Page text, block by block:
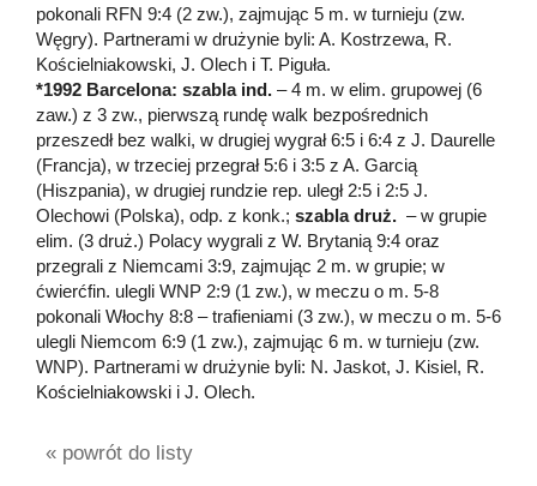
pokonali RFN 9:4 (2 zw.), zajmując 5 m. w turnieju (zw.
Węgry). Partnerami w drużynie byli: A. Kostrzewa, R.
Kościelniakowski, J. Olech i T. Piguła.
*1992 Barcelona: szabla ind. – 4 m. w elim. grupowej (6
zaw.) z 3 zw., pierwszą rundę walk bezpośrednich
przeszedł bez walki, w drugiej wygrał 6:5 i 6:4 z J. Daurelle
(Francja), w trzeciej przegrał 5:6 i 3:5 z A. Garcią
(Hiszpania), w drugiej rundzie rep. uległ 2:5 i 2:5 J.
Olechowi (Polska), odp. z konk.; szabla druż. – w grupie
elim. (3 druż.) Polacy wygrali z W. Brytanią 9:4 oraz
przegrali z Niemcami 3:9, zajmując 2 m. w grupie; w
ćwierćfin. ulegli WNP 2:9 (1 zw.), w meczu o m. 5-8
pokonali Włochy 8:8 – trafieniami (3 zw.), w meczu o m. 5-6
ulegli Niemcom 6:9 (1 zw.), zajmując 6 m. w turnieju (zw.
WNP). Partnerami w drużynie byli: N. Jaskot, J. Kisiel, R.
Kościelniakowski i J. Olech.
« powrót do listy